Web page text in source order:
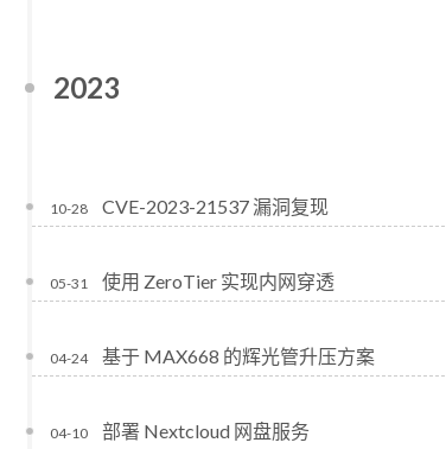
2023
10-28 CVE-2023-21537 漏洞复现
05-31 使用 ZeroTier 实现内网穿透
04-24 基于 MAX668 的辉光管升压方案
04-10 部署 Nextcloud 网盘服务